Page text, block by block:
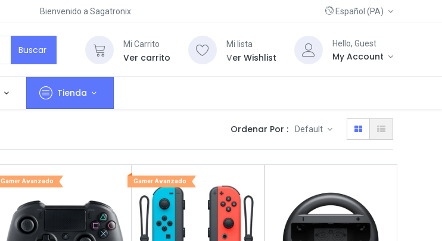
Bienvenido a Sagatronix Español (PA)
Buscar Mi Carrito
Ver carrito
Mi lista
Ver Wishlist
Hello, Guest
My Account
Tienda
Ordenar Por : Default
Gamer Avanzado Gamer Avanzado